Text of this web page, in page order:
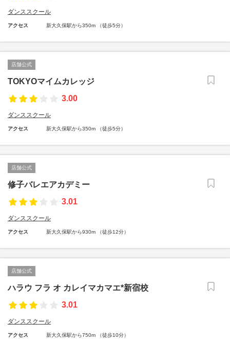
ダンススクール
アクセス 新大久保駅から350m （徒歩5分）
店舗公式
TOKYOマイムカレッジ
3.00
ダンススクール
アクセス 新大久保駅から350m （徒歩5分）
店舗公式
修子バレエアカデミー
3.01
ダンススクール
アクセス 新大久保駅から930m （徒歩12分）
店舗公式
ハラウ フラ オ カレイマカマエ*新宿校
3.01
ダンススクール
アクセス 新大久保駅から750m （徒歩10分）